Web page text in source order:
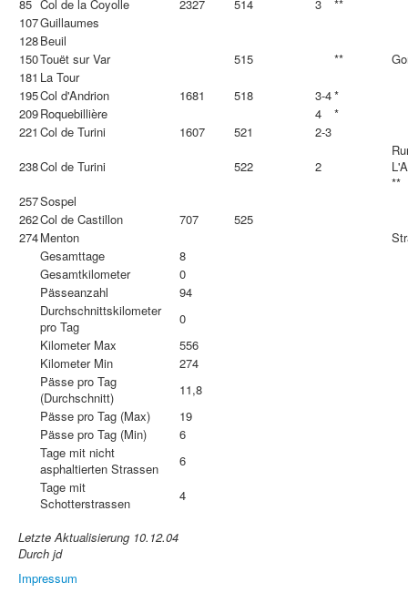
85 Col de la Coyolle 2327 514 3
**
107Guillaumes
128Beuil
150Touët sur Var 515 **
181 La Tour
195Col d'Andrion 1681 518 3-4*
209Roquebillière 4
*
221 Col de Turini 1607 521
2-3
238Col de Turini 522 2
**
257Sospel
262Col de Castillon 707
525
274Menton
Gesamttage
8
Gesamtkilometer
0
Pässeanzahl
94
Durchschnittskilometer
pro Tag
0
Kilometer Max
556
Kilometer Min
274
Pässe pro Tag
(Durchschnitt)
11,8
Pässe pro Tag (Max)
19
Pässe pro Tag (Min)
6
Tage mit nicht
asphaltierten Strassen
6
Tage mit
Schotterstrassen
4
Letzte Aktualisierung 10.12.04
Durch jd
Impressum